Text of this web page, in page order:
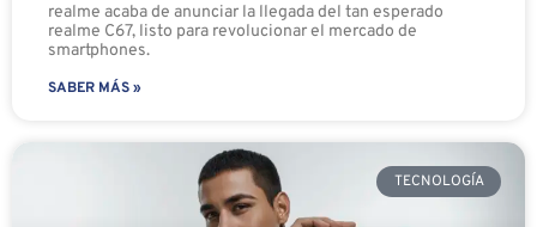
realme acaba de anunciar la llegada del tan esperado
realme C67, listo para revolucionar el mercado de
smartphones.
SABER MÁS »
TECNOLOGÍA